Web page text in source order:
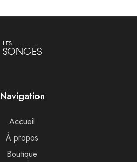
SONGES
LES
Navigation
Accueil
À propos
Boutique